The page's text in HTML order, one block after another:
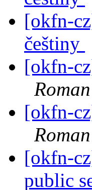
[okfn-
češtiny
[okfn-
[okfn-
[okfn-
public